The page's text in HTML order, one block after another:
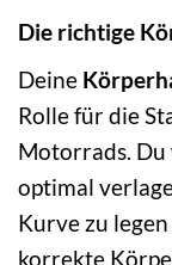
Die richtige
Deine
Rolle für die
Motorrads.
optimal
Kurve zu
korrekte